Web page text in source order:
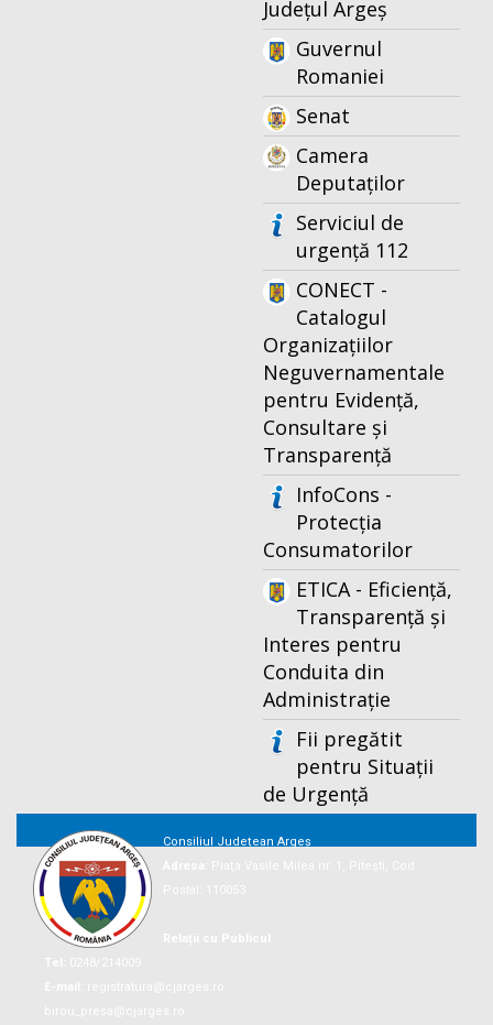
Județul Argeș
Guvernul
Romaniei
Senat
Camera
Deputaților
Serviciul de
urgență 112
CONECT -
Catalogul
Organizațiilor
Neguvernamentale
pentru Evidență,
Consultare și
Transparență
InfoCons -
Protecția
Consumatorilor
ETICA - Eficiență,
Transparență și
Interes pentru
Conduita din
Administrație
Fii pregătit
pentru Situații
de Urgență
Consiliul Județean Argeș